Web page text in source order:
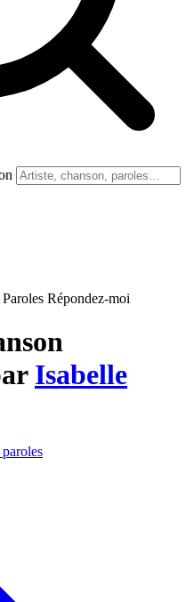
Paroles Répondez-moi
Isabelle